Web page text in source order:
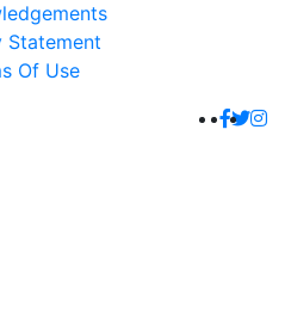
Statement
Of Use